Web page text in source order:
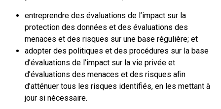
entreprendre des évaluations de l’impact sur la
protection des données et des évaluations des
menaces et des risques sur une base régulière; et
adopter des politiques et des procédures sur la base
d’évaluations de l’impact sur la vie privée et
d’évaluations des menaces et des risques afin
d’atténuer tous les risques identifiés, en les mettant à
jour si nécessaire.